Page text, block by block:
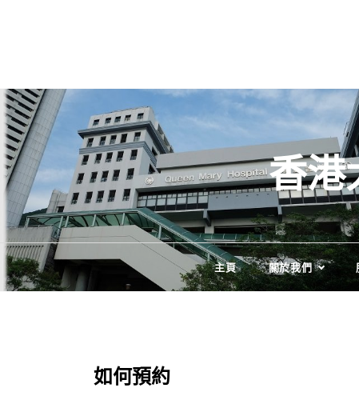
香港
主頁 關於我們
如何預約